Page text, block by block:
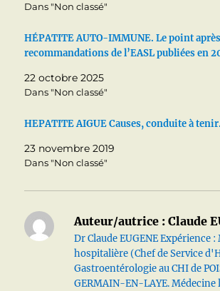
Dans "Non classé"
HÉPATITE AUTO-IMMUNE. Le point
recommandations de l’EASL publiées en
22 octobre 2025
Dans "Non classé"
HEPATITE AIGUE Causes, conduite à tenir.
23 novembre 2019
Dans "Non classé"
Auteur/autrice : Claude
Dr Claude EUGENE Expérience
hospitalière (Chef de Service
Gastroentérologie au CHI de
GERMAIN-EN-LAYE. Médecine